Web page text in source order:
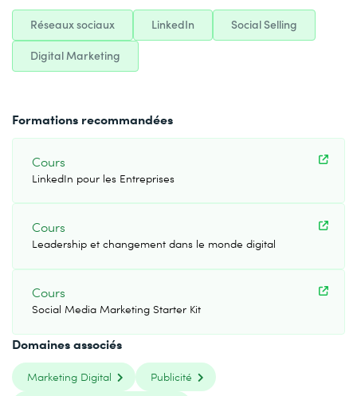
Réseaux sociaux LinkedIn Social Selling
Digital Marketing
Formations recommandées
Cours
LinkedIn pour les Entreprises
Cours
Leadership et changement dans le monde digital
Cours
Social Media Marketing Starter Kit
Domaines associés
Marketing Digital
Publicité